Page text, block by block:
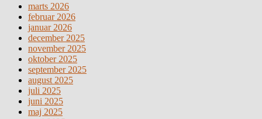
marts 2026
februar 2026
januar 2026
december 2025
november 2025
oktober 2025
september 2025
august 2025
juli 2025
juni 2025
maj 2025